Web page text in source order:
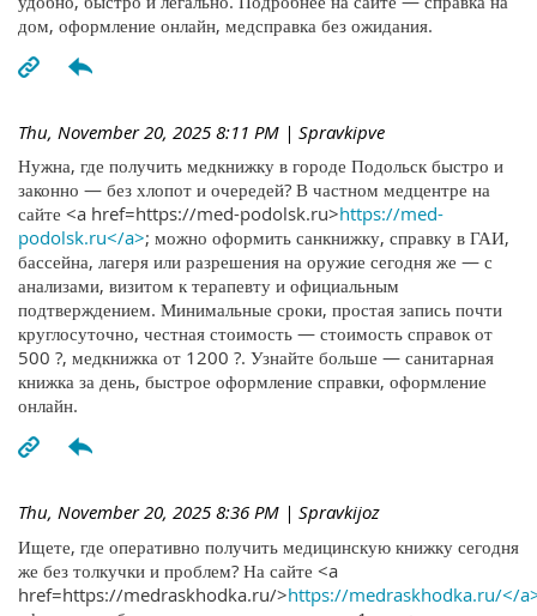
дом, оформление онлайн, медсправка без ожидания.
Thu, November 20, 2025 8:11 PM | Spravkipve
Нужна, где получить медкнижку в городе Подольск быстро и
законно — без хлопот и очередей? В частном медцентре на
сайте <a href=https://med-podolsk.ru>https://med-
podolsk.ru</a>; можно оформить санкнижку, справку в ГАИ,
бассейна, лагеря или разрешения на оружие сегодня же — с
анализами, визитом к терапевту и официальным
подтверждением. Минимальные сроки, простая запись почти
круглосуточно, честная стоимость — стоимость справок от
500 ?, медкнижка от 1200 ?. Узнайте больше — санитарная
книжка за день, быстрое оформление справки, оформление
онлайн.
Thu, November 20, 2025 8:36 PM | Spravkijoz
Ищете, где оперативно получить медицинскую книжку сегодня
же без толкучки и проблем? На сайте <a
href=https://medraskhodka.ru/>https://medraskhodka.ru/</